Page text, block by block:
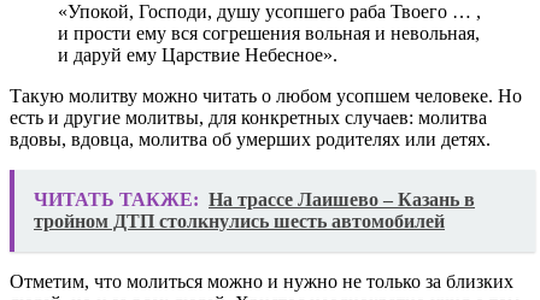
«Упокой, Господи, душу усопшего раба Твоего … ,
и прости ему вся согрешения вольная и невольная,
и даруй ему Царствие Небесное».
Такую молитву можно читать о любом усопшем человеке. Но
есть и другие молитвы, для конкретных случаев: молитва
вдовы, вдовца, молитва об умерших родителях или детях.
ЧИТАТЬ ТАКЖЕ: На трассе Лаишево – Казань в
тройном ДТП столкнулись шесть автомобилей
Отметим, что молиться можно и нужно не только за близких